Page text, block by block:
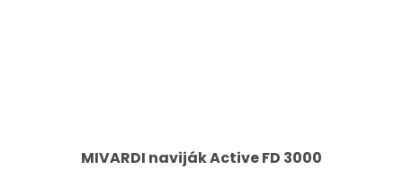
MIVARDI naviják Active FD 3000